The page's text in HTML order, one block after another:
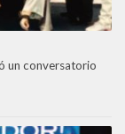
un conversatorio